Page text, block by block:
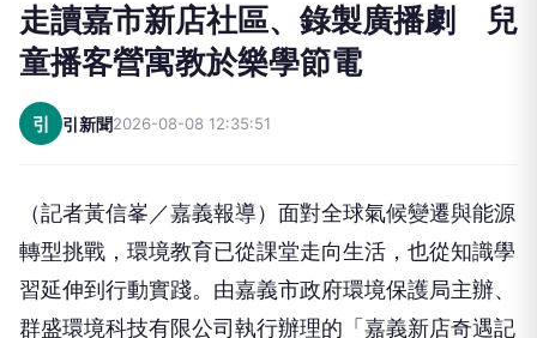
走讀嘉市新店社區、錄製廣播劇 兒
童播客營寓教於樂學節電
引 引新聞2026-08-08 12:35:51
（記者黃信峯／嘉義報導）面對全球氣候變遷與能源
轉型挑戰，環境教育已從課堂走向生活，也從知識學
習延伸到行動實踐。由嘉義市政府環境保護局主辦、
群盛環境科技有限公司執行辦理的「嘉義新店奇遇記